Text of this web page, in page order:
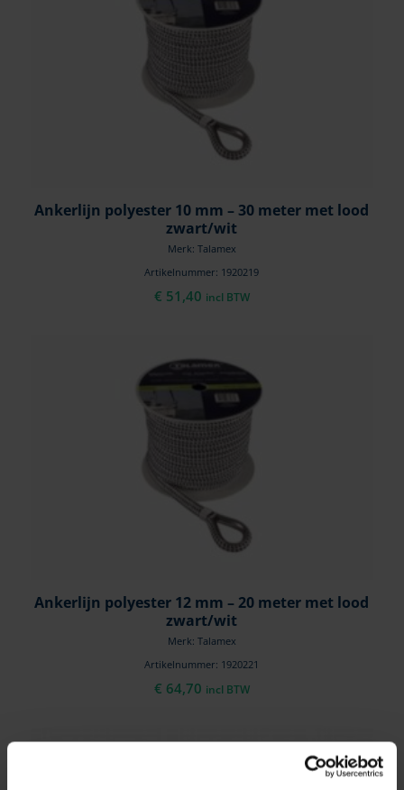
Ankerlijn polyester 10 mm – 30 meter met lood
zwart/wit
Merk: Talamex
Artikelnummer: 1920219
€ 51,40 incl BTW
Ankerlijn polyester 12 mm – 20 meter met lood
zwart/wit
Merk: Talamex
Artikelnummer: 1920221
€ 64,70 incl BTW